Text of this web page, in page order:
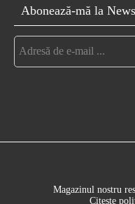
Abonează-mă la
Magazinul nostru
Citeste